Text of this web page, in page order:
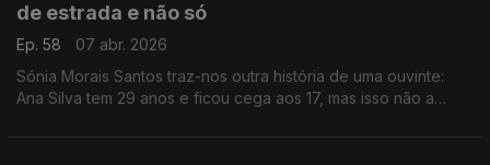
de estrada e não só
Ep. 58
07 abr. 2026
Sónia Morais Santos traz-nos outra história de uma ouvinte:
Ana Silva tem 29 anos e ficou cega aos 17, mas isso não a